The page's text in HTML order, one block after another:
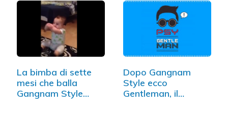
La bimba di sette
mesi che balla
Gangnam Style
Dopo Gangnam
Style ecco
Gentleman, il